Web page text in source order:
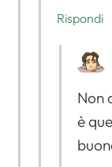
Rispondi
Non
è